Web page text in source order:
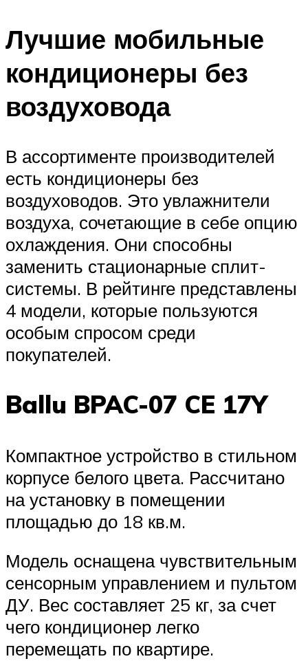
Лучшие мобильные
кондиционеры без
воздуховода
В ассортименте производителей
есть кондиционеры без
воздуховодов. Это увлажнители
воздуха, сочетающие в себе опцию
охлаждения. Они способны
заменить стационарные сплит-
системы. В рейтинге представлены
4 модели, которые пользуются
особым спросом среди
покупателей.
Ballu BPAC-07 CE 17Y
Компактное устройство в стильном
корпусе белого цвета. Рассчитано
на установку в помещении
площадью до 18 кв.м.
Модель оснащена чувствительным
сенсорным управлением и пультом
ДУ. Вес составляет 25 кг, за счет
чего кондиционер легко
перемещать по квартире.